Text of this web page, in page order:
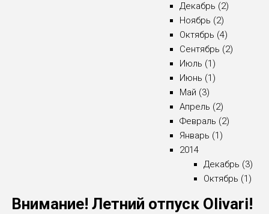
Декабрь (2)
Ноябрь (2)
Октябрь (4)
Сентябрь (2)
Июль (1)
Июнь (1)
Май (3)
Апрель (2)
Февраль (2)
Январь (1)
2014
Декабрь (3)
Октябрь (1)
Внимание! Летний отпуск Olivari!